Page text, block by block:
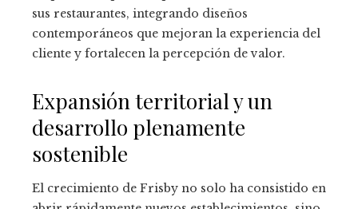
sus restaurantes, integrando diseños
contemporáneos que mejoran la experiencia del
cliente y fortalecen la percepción de valor.
Expansión territorial y un
desarrollo plenamente
sostenible
El crecimiento de Frisby no solo ha consistido en